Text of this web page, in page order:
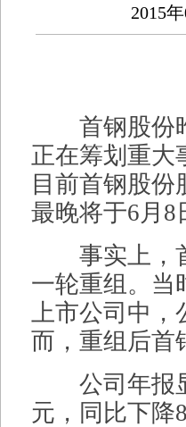
2015
首钢股份昨
正在筹划重大
目前首钢股
最晚将于6月8
事实上，首
一轮重组。当
上市公司中，
而，重组后首
公司年报显
元，同比下降